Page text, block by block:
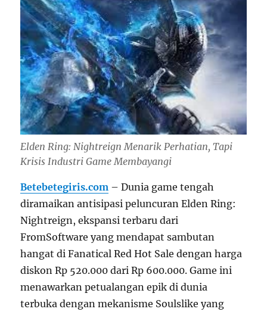
Elden Ring: Nightreign Menarik Perhatian, Tapi
Krisis Industri Game Membayangi
Betebetegiris.com – Dunia game tengah
diramaikan antisipasi peluncuran Elden Ring:
Nightreign, ekspansi terbaru dari
FromSoftware yang mendapat sambutan
hangat di Fanatical Red Hot Sale dengan harga
diskon Rp 520.000 dari Rp 600.000. Game ini
menawarkan petualangan epik di dunia
terbuka dengan mekanisme Soulslike yang